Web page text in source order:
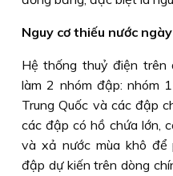
Nguy cơ thiếu nước
Hệ thống thuỷ điện trên
làm 2 nhóm đập: nhóm
Trung Quốc và các đập
các đập có hồ chứa lớn,
và xả nước mùa khô để
đập dự kiến trên dòng